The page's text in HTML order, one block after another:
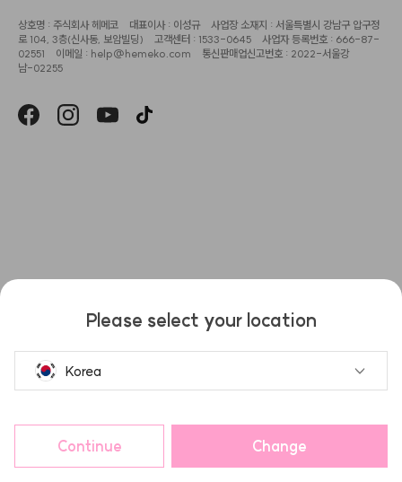
상호명 : 주식회사 헤메코 대표이사 : 이성규
사업장 소재지 : 서울특별시 강남구 압구정
로 104, 3층(신사동, 보암빌딩)
고객센터 : 1533-0645
사업자 등록번호 : 666-87-
02551
이메일 : help@hemeko.com
통신판매업신고번호 : 2022-서울강
남-02255
Please select your location
Korea
Continue Change